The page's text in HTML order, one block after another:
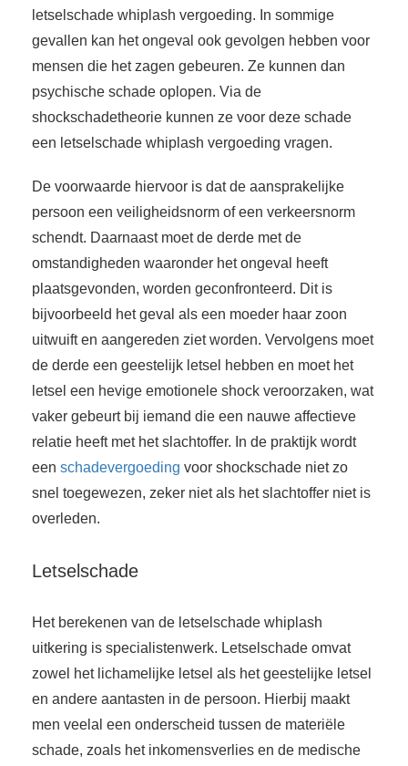
letselschade whiplash vergoeding. In sommige
gevallen kan het ongeval ook gevolgen hebben voor
mensen die het zagen gebeuren. Ze kunnen dan
psychische schade oplopen. Via de
shockschadetheorie kunnen ze voor deze schade
een letselschade whiplash vergoeding vragen.
De voorwaarde hiervoor is dat de aansprakelijke
persoon een veiligheidsnorm of een verkeersnorm
schendt. Daarnaast moet de derde met de
omstandigheden waaronder het ongeval heeft
plaatsgevonden, worden geconfronteerd. Dit is
bijvoorbeeld het geval als een moeder haar zoon
uitwuift en aangereden ziet worden. Vervolgens moet
de derde een geestelijk letsel hebben en moet het
letsel een hevige emotionele shock veroorzaken, wat
vaker gebeurt bij iemand die een nauwe affectieve
relatie heeft met het slachtoffer. In de praktijk wordt
een schadevergoeding voor shockschade niet zo
snel toegewezen, zeker niet als het slachtoffer niet is
overleden.
Letselschade
Het berekenen van de letselschade whiplash
uitkering is specialistenwerk. Letselschade omvat
zowel het lichamelijke letsel als het geestelijke letsel
en andere aantasten in de persoon. Hierbij maakt
men veelal een onderscheid tussen de materiële
schade, zoals het inkomensverlies en de medische